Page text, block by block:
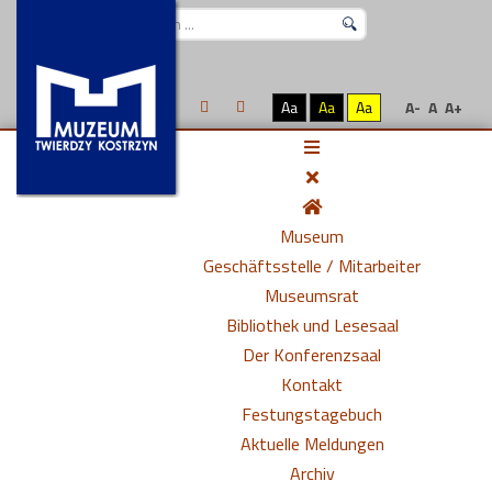
Aa Aa Aa A- A A+
Museum
Geschäftsstelle / Mitarbeiter
Museumsrat
Bibliothek und Lesesaal
Der Konferenzsaal
Kontakt
Festungstagebuch
Aktuelle Meldungen
Archiv